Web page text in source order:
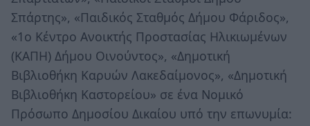
Σπάρτης», «Παιδικός Σταθμός Δήμου Φάριδος»,
«1ο Κέντρο Ανοικτής Προστασίας Ηλικιωμένων
(ΚΑΠΗ) Δήμου Οινούντος», «Δημοτική
Βιβλιοθήκη Καρυών Λακεδαίμονος», «Δημοτική
Βιβλιοθήκη Καστορείου» σε ένα Νομικό
Πρόσωπο Δημοσίου Δικαίου υπό την επωνυμία: